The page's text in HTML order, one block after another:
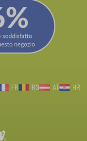
FR RO AT
HR